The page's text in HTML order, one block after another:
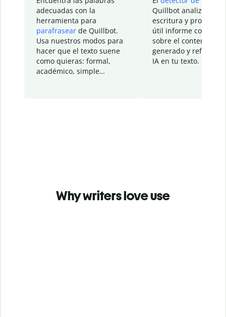
adecuadas con la
herramienta para
parafrasear de Quillbot.
Usa nuestros modos para
hacer que el texto suene
como quieras: formal,
académico, simple…
Quillbot analiza tu
escritura y
útil informe con
sobre el contenido
generado y refinado
IA en tu texto.
Why writers love use